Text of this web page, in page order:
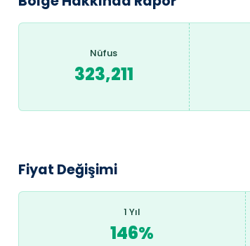
Nüfus
323,211
Fiyat Değişimi
1 Yıl
146%